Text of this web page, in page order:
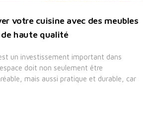
votre cuisine avec des meubles
haute qualité
un investissement important dans
doit non seulement être
mais aussi pratique et durable, car